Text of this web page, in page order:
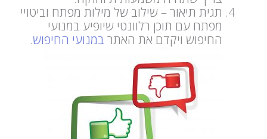
תגית תיאור – שילוב של מילות מפתח וביטויי
מפתח עם תוכן רלוונטי שיופיע במנועי
החיפוש ויקדם את האתר במנועי החיפוש.